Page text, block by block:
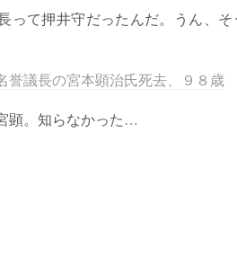
って押井守だったんだ。うん、
誉議長の宮本顕治氏死去、９８歳
顕。知らなかった…